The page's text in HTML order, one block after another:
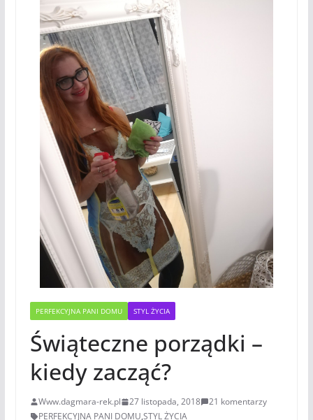
PERFEKCYJNA PANI DOMU STYL ŻYCIA
Świąteczne porządki –
kiedy zacząć?
Www.dagmara-rek.pl 27 listopada, 2018
21 komentarzy
PERFEKCYJNA PANI DOMU,STYL ŻYCIA